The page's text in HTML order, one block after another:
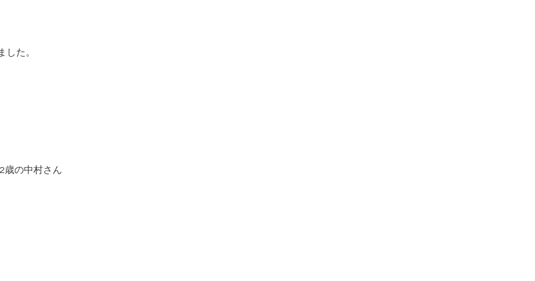
した。
の中村さん